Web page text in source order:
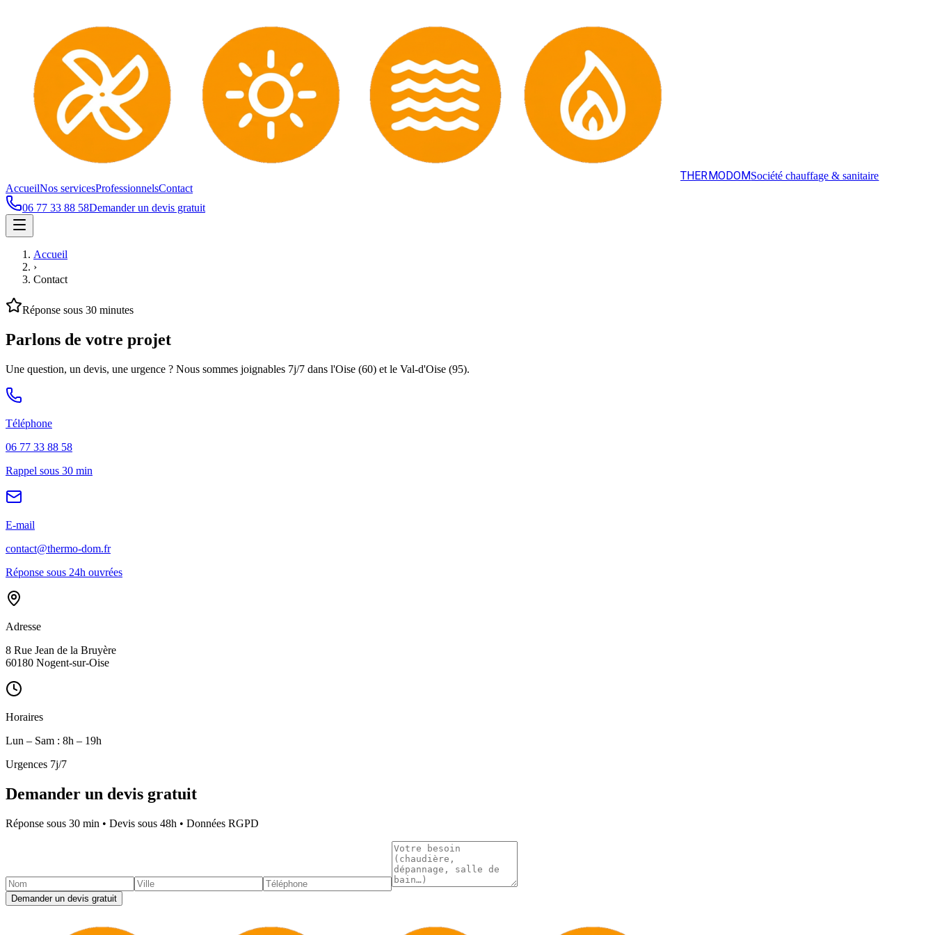
THERMODOMSociété chauffage & sanitaire
AccueilNos servicesProfessionnelsContact
06 77 33 88 58Demander un devis gratuit
Accueil
›
Contact
Réponse sous 30 minutes
Parlons de votre projet
Une question, un devis, une urgence ? Nous sommes joignables 7j/7 dans l'Oise (60) et le Val-d'Oise (95).
Téléphone
06 77 33 88 58
Rappel sous 30 min
E-mail
contact@thermo-dom.fr
Réponse sous 24h ouvrées
Adresse
8 Rue Jean de la Bruyère
60180 Nogent-sur-Oise
Horaires
Lun – Sam : 8h – 19h
Urgences 7j/7
Demander un devis gratuit
Réponse sous 30 min • Devis sous 48h • Données RGPD
Demander un devis gratuit